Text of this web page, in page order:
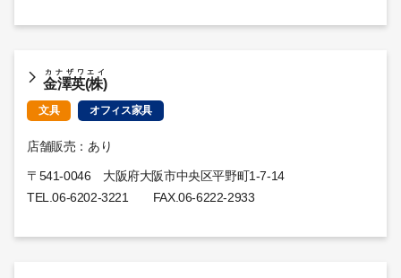
金澤英(株)
カナザワエイ
文具 オフィス家具
店舗販売：あり
〒541-0046 大阪府大阪市中央区平野町1-7-14
TEL.06-6202-3221 FAX.06-6222-2933